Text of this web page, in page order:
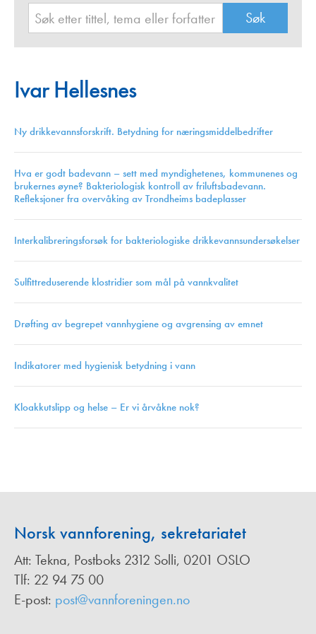
Ivar Hellesnes
Ny drikkevannsforskrift. Betydning for næringsmiddelbedrifter
Hva er godt badevann – sett med myndighetenes, kommunenes og
brukernes øyne? Bakteriologisk kontroll av friluftsbadevann.
Refleksjoner fra overvåking av Trondheims badeplasser
Interkalibreringsforsøk for bakteriologiske drikkevannsundersøkelser
Sulfittreduserende klostridier som mål på vannkvalitet
Drøfting av begrepet vannhygiene og avgrensing av emnet
Indikatorer med hygienisk betydning i vann
Kloakkutslipp og helse – Er vi årvåkne nok?
Norsk vannforening, sekretariatet
Att: Tekna, Postboks 2312 Solli, 0201 OSLO
Tlf: 22 94 75 00
E-post: post@vannforeningen.no